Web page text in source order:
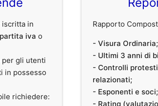
iscritta in
partita iva o
per gli utenti
in possesso
richiedere:
Rapporto
- Visura Ordinaria;
- Ultimi 3 anni di
- Controlli
relazionati;
- Esponenti e soci;
- Rating